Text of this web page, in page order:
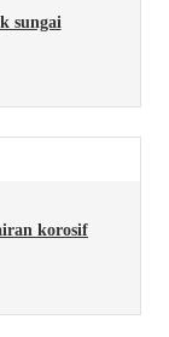
sungai
korosif